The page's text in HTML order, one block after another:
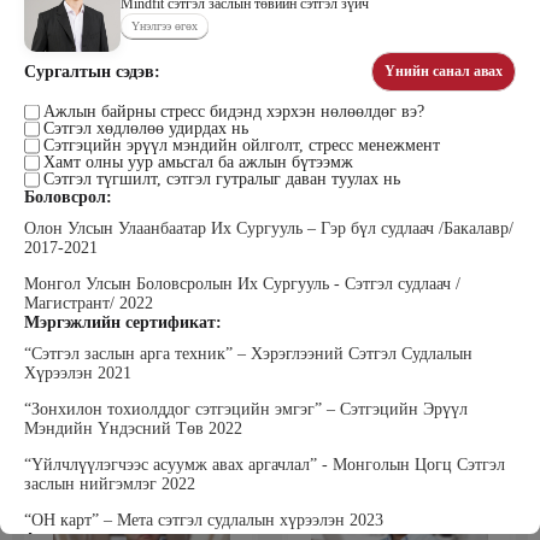
Mindfit сэтгэл заслын төвийн сэтгэл зүйч
Үнэлгээ өгөх
Сургалтын сэдэв: Үнийн санал авах
Ажлын байрны стресс бидэнд хэрхэн нөлөөлдөг вэ?
Сэтгэл хөдлөлөө удирдах нь
Сэтгэцийн эрүүл мэндийн ойлголт, стресс менежмент
Хамт олны уур амьсгал ба ажлын бүтээмж
Сэтгэл түгшилт, сэтгэл гутралыг даван туулах нь
Боловсрол:
Олон Улсын Улаанбаатар Их Сургууль – Гэр бүл судлаач /Бакaлавр/
2017-2021
Монгол Улсын Боловсролын Их Сургууль - Сэтгэл судлаач /
Магистрант/ 2022
Мэргэжлийн сертификат:
“Сэтгэл заслын арга техник” – Хэрэглээний Сэтгэл Судлалын
Хүрээлэн 2021
“Зонхилон тохиолддог сэтгэцийн эмгэг” – Сэтгэцийн Эрүүл
Мэндийн Үндэсний Төв 2022
“Үйлчлүүлэгчээс асуумж авах аргачлал” - Монголын Цогц Сэтгэл
заслын нийгэмлэг 2022
“OH карт” – Мета сэтгэл судлалын хүрээлэн 2023
Наран анд консалтинг” ХХК-ийн
Захирал
Бээжин Солонгоо
Франклинкови Монгол ХХК
трэйнер, олон улсын сургагч багш,
Уранбор Сэмбэрүү
Прус Центр ХХК-ийн Хяналт
ISO4500; ISO9001 нэгдсэн
тогтолцооны хэрэгжүүлэгч
Энхбаатар Ичинхорлоо
карьер сургалтын төвийн нийгмийн